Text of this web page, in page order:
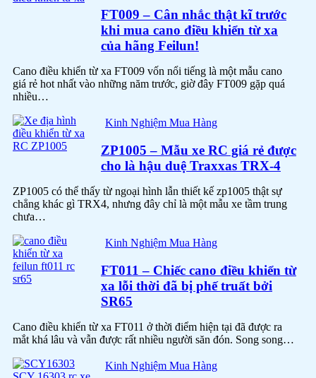
FT009 – Cân nhắc thật kĩ trước
khi mua cano điều khiển từ xa
của hãng Feilun!
Cano điều khiển từ xa FT009 vốn nổi tiếng là một mẫu cano
giá rẻ hot nhất vào những năm trước, giờ đây FT009 gặp quá
nhiều…
Kinh Nghiệm Mua Hàng
ZP1005 – Mẫu xe RC giá rẻ được
cho là hậu duệ Traxxas TRX-4
ZP1005 có thể thấy từ ngoại hình lẫn thiết kế zp1005 thật sự
chẳng khác gì TRX4, nhưng đây chỉ là một mẫu xe tầm trung
chưa…
Kinh Nghiệm Mua Hàng
FT011 – Chiếc cano điều khiển từ
xa lỗi thời đã bị phế truất bởi
SR65
Cano điều khiển từ xa FT011 ở thời điểm hiện tại đã được ra
mắt khá lâu và vẫn được rất nhiều người săn đón. Song song…
Kinh Nghiệm Mua Hàng